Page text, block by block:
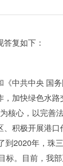
复如下：
《中共中央 国
加快绿色水
核心，以完
积极开展港
2020年，珠
。目前，我